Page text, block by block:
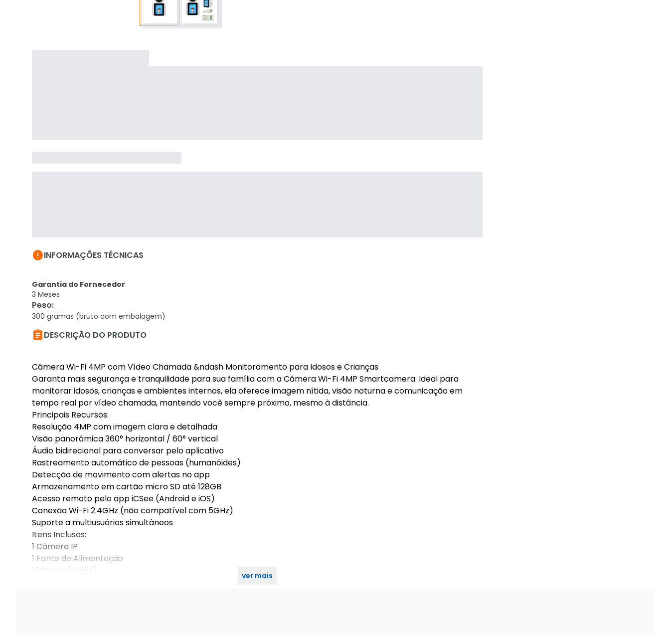
INFORMAÇÕES TÉCNICAS
Garantia do Fornecedor
3 Meses
Peso:
300 gramas (bruto com embalagem)
DESCRIÇÃO DO PRODUTO
Câmera Wi-Fi 4MP com Vídeo Chamada &ndash Monitoramento para Idosos e Crianças
Garanta mais segurança e tranquilidade para sua família com a Câmera Wi-Fi 4MP Smartcamera. Ideal para
monitorar idosos, crianças e ambientes internos, ela oferece imagem nítida, visão noturna e comunicação em
tempo real por vídeo chamada, mantendo você sempre próximo, mesmo à distância.
Principais Recursos:
Resolução 4MP com imagem clara e detalhada
Visão panorâmica 360° horizontal / 60° vertical
Áudio bidirecional para conversar pelo aplicativo
Rastreamento automático de pessoas (humanóides)
Detecção de movimento com alertas no app
Armazenamento em cartão micro SD até 128GB
Acesso remoto pelo app iCSee (Android e iOS)
Conexão Wi-Fi 2.4GHz (não compatível com 5GHz)
Suporte a multiusuários simultâneos
Itens Inclusos:
1 Câmera IP
1 Fonte de Alimentação
1 Manual (inglês)
ver mais